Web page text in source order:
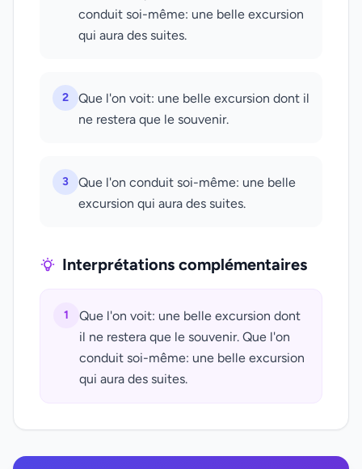
conduit soi-même: une belle excursion
qui aura des suites.
2
Que l'on voit: une belle excursion dont il
ne restera que le souvenir.
3
Que l'on conduit soi-même: une belle
excursion qui aura des suites.
Interprétations complémentaires
1
Que l'on voit: une belle excursion dont
il ne restera que le souvenir. Que l'on
conduit soi-même: une belle excursion
qui aura des suites.